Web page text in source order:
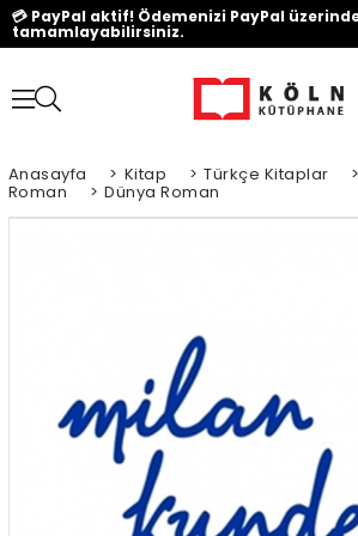
💳 PayPal aktif! Ödemenizi PayPal
tamamlayabilirsiniz.
Anasayfa > Kitap > Türkçe Kitaplar >
Roman > Dünya Roman